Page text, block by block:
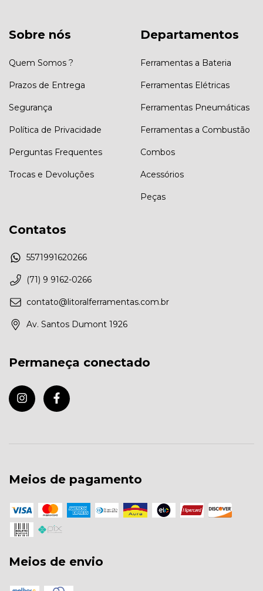
Sobre nós
Quem Somos ?
Prazos de Entrega
Segurança
Política de Privacidade
Perguntas Frequentes
Trocas e Devoluções
Departamentos
Ferramentas a Bateria
Ferramentas Elétricas
Ferramentas Pneumáticas
Ferramentas a Combustão
Combos
Acessórios
Peças
Contatos
5571991620266
(71) 9 9162-0266
contato@litoralferramentas.com.br
Av. Santos Dumont 1926
Permaneça conectado
Meios de pagamento
Meios de envio